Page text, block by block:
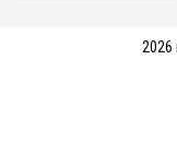
2026